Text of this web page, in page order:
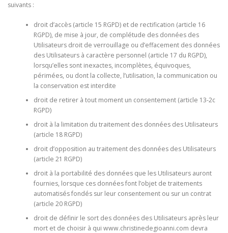
suivants :
droit d’accès (article 15 RGPD) et de rectification (article 16
RGPD), de mise à jour, de complétude des données des
Utilisateurs droit de verrouillage ou d’effacement des données
des Utilisateurs à caractère personnel (article 17 du RGPD),
lorsqu’elles sont inexactes, incomplètes, équivoques,
périmées, ou dont la collecte, l’utilisation, la communication ou
la conservation est interdite
droit de retirer à tout moment un consentement (article 13-2c
RGPD)
droit à la limitation du traitement des données des Utilisateurs
(article 18 RGPD)
droit d’opposition au traitement des données des Utilisateurs
(article 21 RGPD)
droit à la portabilité des données que les Utilisateurs auront
fournies, lorsque ces données font l’objet de traitements
automatisés fondés sur leur consentement ou sur un contrat
(article 20 RGPD)
droit de définir le sort des données des Utilisateurs après leur
mort et de choisir à qui www.christinedegioanni.com devra